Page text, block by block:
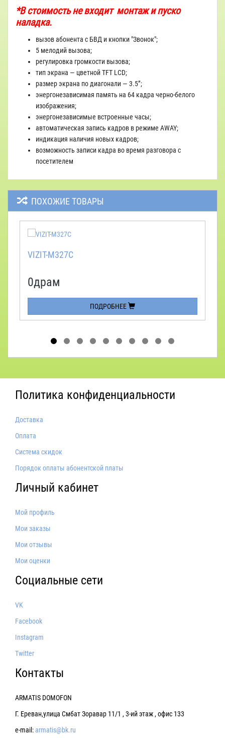
*В стоимость не входит монтаж и пуско
наладка.
вызов абонента с БВД и кнопки "Звонок";
5 мелодий вызова;
регулировка громкости вызова;
тип экрана — цветной TFT LCD;
размер экрана по диагонали — 3.5”;
энергонезависимая память на 64 кадра черно-белого
изображения;
энергонезависимые встроенные часы;
автоматическая запись кадров в режиме AWAY;
индикация наличия новых кадров;
возможность записи кадра во время разговора с
посетителем
ПОХОЖИЕ ТОВАРЫ
VIZIT-M327C
0драм
ПОДРОБНЕЕ
Политика конфиденциальности
Доставка
Оплата
Система скидок
Порядок оплаты абонентской платы
Личный кабинет
Мой профиль
Мои заказы
Мои отзывы
Мои оценки
Социальные сети
VK
Facebook
Instagram
Twitter
Контакты
ARMATIS DOMOFON
Г. Ереван,улица Смбат Зоравар 11/1 , 3-ий этаж , офис 133
e-mail:armatis@bk.ru